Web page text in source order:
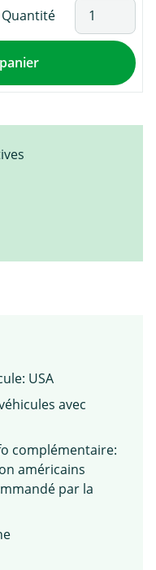
Quantité
USA
avec
complémentaire:
américains
par la